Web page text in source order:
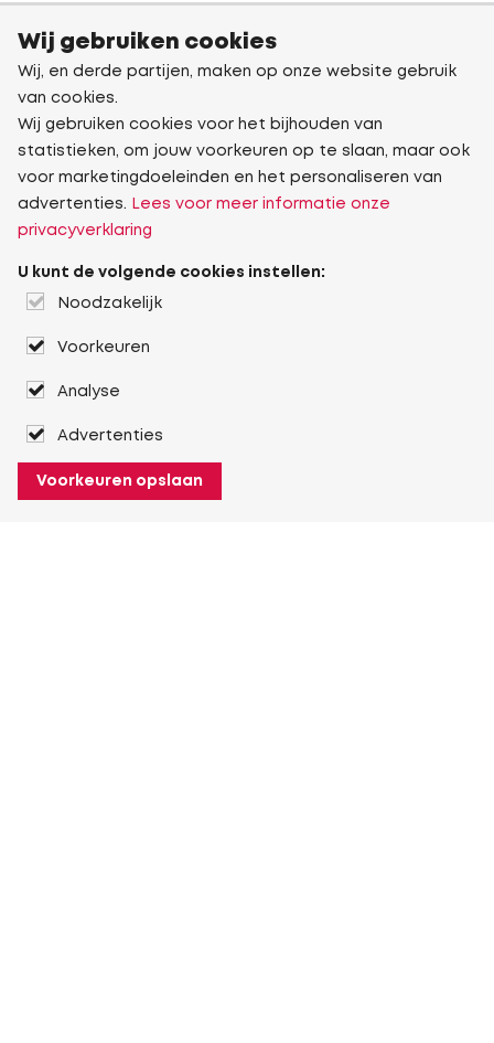
Wij gebruiken cookies
Wij, en derde partijen, maken op onze website gebruik
van cookies.
Wij gebruiken cookies voor het bijhouden van
statistieken, om jouw voorkeuren op te slaan, maar ook
voor marketingdoeleinden en het personaliseren van
advertenties.
Lees voor meer informatie onze
privacyverklaring
U kunt de volgende cookies instellen:
Noodzakelijk
Voorkeuren
Analyse
Advertenties
Voorkeuren opslaan